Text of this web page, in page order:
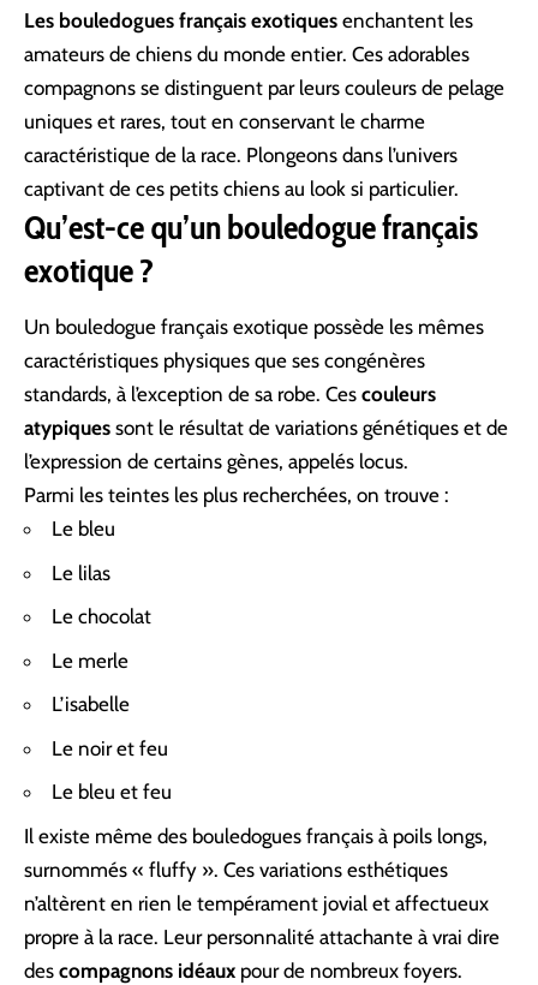
Les bouledogues français exotiques enchantent les
amateurs de chiens du monde entier. Ces adorables
compagnons se distinguent par leurs couleurs de pelage
uniques et rares, tout en conservant le charme
caractéristique de la race. Plongeons dans l’univers
captivant de ces petits chiens au look si particulier.
Qu’est-ce qu’un bouledogue français
exotique ?
Un bouledogue français exotique possède les mêmes
caractéristiques physiques que ses congénères
standards, à l’exception de sa robe. Ces couleurs
atypiques sont le résultat de variations génétiques et de
l’expression de certains gènes, appelés locus.
Parmi les teintes les plus recherchées, on trouve :
Le bleu
Le lilas
Le chocolat
Le merle
L’isabelle
Le noir et feu
Le bleu et feu
Il existe même des bouledogues français à poils longs,
surnommés « fluffy ». Ces variations esthétiques
n’altèrent en rien le tempérament jovial et affectueux
propre à la race. Leur personnalité attachante à vrai dire
des compagnons idéaux pour de nombreux foyers.